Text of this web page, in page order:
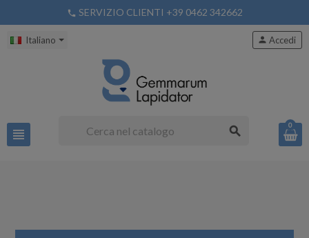
phone SERVIZIO CLIENTI +39 0462 342662
Italiano
view_headline search
person Accedi
0